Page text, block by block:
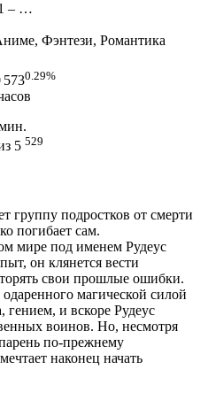
– …
Фэнтези, Романтика
5730.29%
5 529
группу подростков от смерти
погибает сам.
мире под именем Рудеус
он клянется вести
свои прошлые ошибки.
магической силой
гением, и вскоре Рудеус
воинов. Но, несмотря
по-прежнему
наконец начать